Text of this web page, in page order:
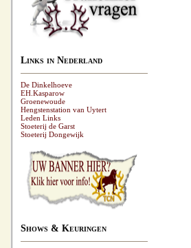
Links in Nederland
De Dinkelhoeve
EH.Kasparow
Groenewoude
Hengstenstation van Uytert
Leden Links
Stoeterij de Garst
Stoeterij Dongewijk
Shows & Keuringen